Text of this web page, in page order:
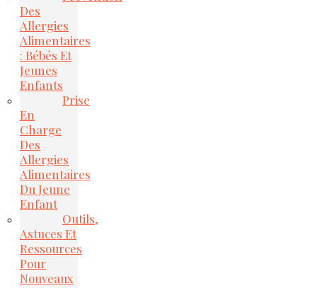
Des
Allergies
Alimentaires
: Bébés Et
Jeunes
Enfants
Prise
En
Charge
Des
Allergies
Alimentaires
Du Jeune
Enfant
Outils,
Astuces Et
Ressources
Pour
Nouveaux